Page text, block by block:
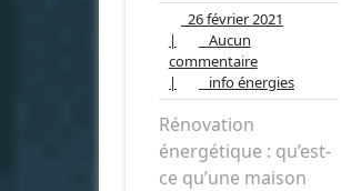
26 février 2021
|
Aucun
commentaireAucun
commentaire
| info énergiesinfo
énergies
Rénovation
énergétique : qu’est-
ce qu’une maison